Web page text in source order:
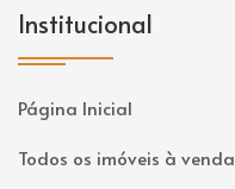
Institucional
Página Inicial
Todos os imóveis à venda